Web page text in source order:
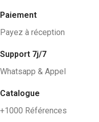
Paiement
Payez à réception
Support 7j/7
Whatsapp & Appel
Catalogue
+1000 Références